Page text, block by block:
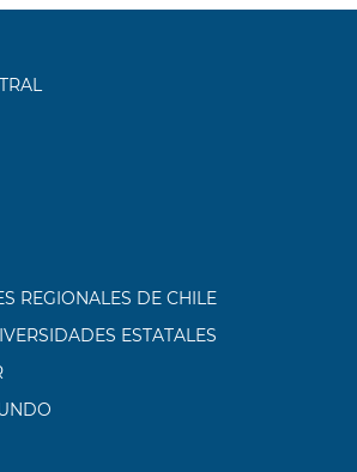
REGIONALES DE CHILE
ESTATALES